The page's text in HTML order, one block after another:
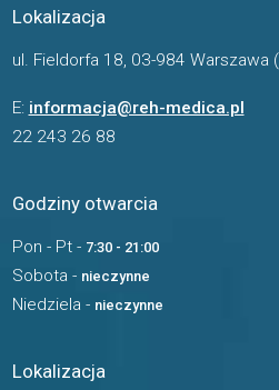
Lokalizacja
ul. Fieldorfa 18, 03-984 Warszawa
E: informacja@reh-medica.pl
22 243 26 88
Godziny otwarcia
Pon - Pt - 7:30 - 21:00
Sobota - nieczynne
Niedziela - nieczynne
Lokalizacja